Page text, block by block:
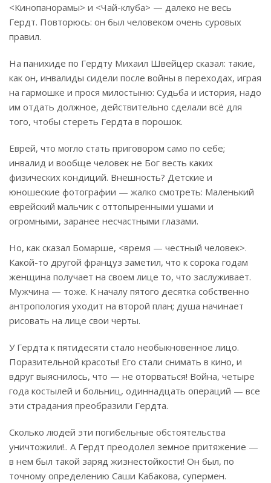
<Кинопанорамы> и <Чай-клуба> — далеко не весь
Гердт. Повторюсь: он был человеком очень суровых
правил.
На панихиде по Гердту Михаил Швейцер сказал: такие,
как он, инвалиды сидели после войны в переходах, играя
на гармошке и прося милостыню: Судьба и история, надо
им отдать должное, действительно сделали всё для
того, чтобы стереть Гердта в порошок.
Еврей, что могло стать приговором само по себе;
инвалид и вообще человек не Бог весть каких
физических кондиций. Внешность? Детские и
юношеские фотографии — жалко смотреть: Маленький
еврейский мальчик с оттопыренными ушами и
огромными, заранее несчастными глазами.
Но, как сказал Бомарше, <время — честный человек>.
Какой-то другой француз заметил, что к сорока годам
женщина получает на своем лице то, что заслуживает.
Мужчина — тоже. К началу пятого десятка собственно
антропология уходит на второй план; душа начинает
рисовать на лице свои черты.
У Гердта к пятидесяти стало необыкновенное лицо.
Поразительной красоты! Его стали снимать в кино, и
вдруг выяснилось, что — не оторваться! Война, четыре
года костылей и больниц, одиннадцать операций — все
эти страдания преобразили Гердта.
Сколько людей эти погибельные обстоятельства
уничтожили!.. А Гердт преодолел земное притяжение —
в нем был такой заряд жизнестойкости! Он был, по
точному определению Саши Кабакова, супермен.